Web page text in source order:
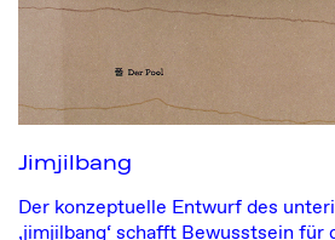
Jimjilbang
Der konzeptuelle Entwurf des
‚jimjilbang‘ schafft Bewusstsein für